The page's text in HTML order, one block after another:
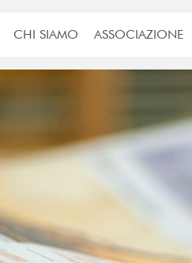
CHI SIAMO ASSOCIAZIONE